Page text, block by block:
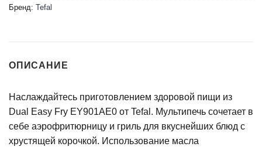
Бренд: Tefal
ОПИСАНИЕ
Наслаждайтесь приготовлением здоровой пищи из
Dual Easy Fry EY901AE0 от Tefal. Мультипечь сочетает в
себе аэрофритюрницу и гриль для вкуснейших блюд с
хрустящей корочкой. Использование масла